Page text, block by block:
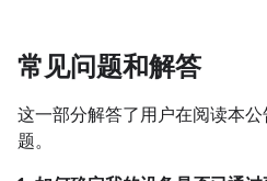
常见问题和解答
这一部分解答了用户在阅读本
题。